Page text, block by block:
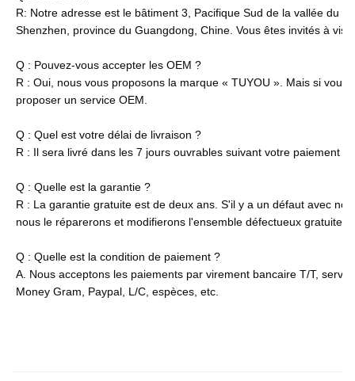
R: Notre adresse est le bâtiment 3, Pacifique Sud de la vallée du
Shenzhen, province du Guangdong, Chine. Vous êtes invités à
Q : Pouvez-vous accepter les OEM ?
R : Oui, nous vous proposons la marque « TUYOU ». Mais si
proposer un service OEM.
Q : Quel est votre délai de livraison ?
R : Il sera livré dans les 7 jours ouvrables suivant votre paiement ;
Q : Quelle est la garantie ?
R : La garantie gratuite est de deux ans. S'il y a un défaut avec
nous le réparerons et modifierons l'ensemble défectueux
Q : Quelle est la condition de paiement ?
A. Nous acceptons les paiements par virement bancaire T/T,
Money Gram, Paypal, L/C, espèces, etc.